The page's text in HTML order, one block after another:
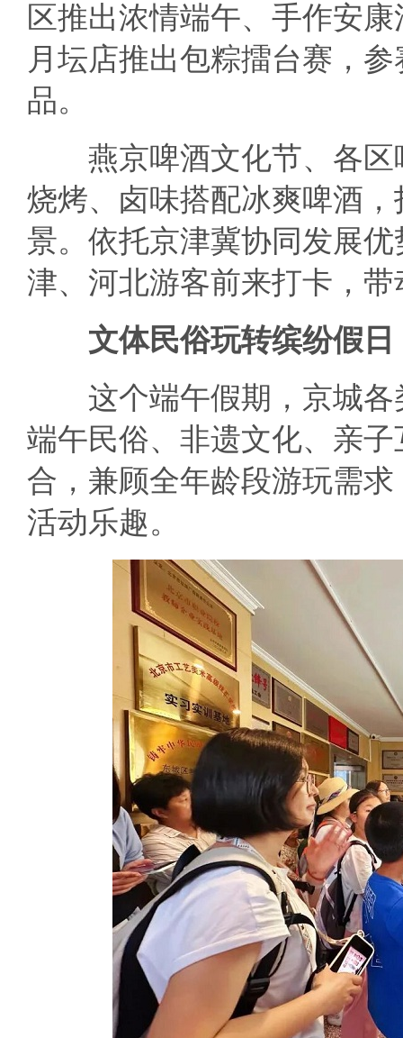
区推出浓情端午、手作安
月坛店推出包粽擂台赛，
品。
燕京啤酒文化节、各区
烧烤、卤味搭配冰爽啤酒
景。依托京津冀协同发展
津、河北游客前来打卡，
文体民俗玩转缤纷假日
这个端午假期，京城各
端午民俗、非遗文化、亲
合，兼顾全年龄段游玩需
活动乐趣。